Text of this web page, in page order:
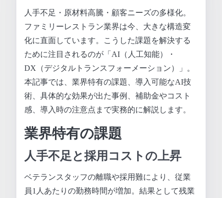
人手不足・原材料高騰・顧客ニーズの多様化。
ファミリーレストラン業界は今、大きな構造変
化に直面しています。こうした課題を解決する
ために注目されるのが「AI（人工知能）・
DX（デジタルトランスフォーメーション）」。
本記事では、業界特有の課題、導入可能なAI技
術、具体的な効果が出た事例、補助金やコスト
感、導入時の注意点まで実務的に解説します。
業界特有の課題
人手不足と採用コストの上昇
ベテランスタッフの離職や採用難により、従業
員1人あたりの勤務時間が増加。結果として残業